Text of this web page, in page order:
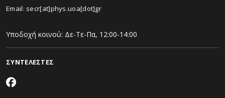
Email: secr[at]phys.uoa[dot]gr
Υποδοχή κοινού: Δε-Τε-Πα, 12:00-14:00
ΣΥΝΤΕΛΕΣΤΕΣ